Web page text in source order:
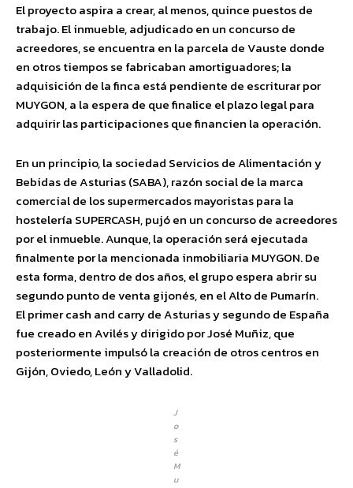
El proyecto aspira a crear, al menos, quince puestos de
trabajo. El inmueble, adjudicado en un concurso de
acreedores, se encuentra en la parcela de Vauste donde
en otros tiempos se fabricaban amortiguadores; la
adquisición de la finca está pendiente de escriturar por
MUYGON, a la espera de que finalice el plazo legal para
adquirir las participaciones que financien la operación.
En un principio, la sociedad Servicios de Alimentación y
Bebidas de Asturias (SABA), razón social de la marca
comercial de los supermercados mayoristas para la
hostelería SUPERCASH, pujó en un concurso de acreedores
por el inmueble. Aunque, la operación será ejecutada
finalmente por la mencionada inmobiliaria MUYGON. De
esta forma, dentro de dos años, el grupo espera abrir su
segundo punto de venta gijonés, en el Alto de Pumarín.
El primer cash and carry de Asturias y segundo de España
fue creado en Avilés y dirigido por José Muñiz, que
posteriormente impulsó la creación de otros centros en
Gijón, Oviedo, León y Valladolid.
J
o
s
é
M
u